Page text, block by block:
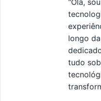
"Olá,
longo
tudo